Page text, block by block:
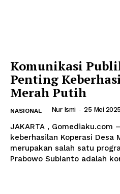
Komunikasi
Penting
Merah Putih
NASIONAL Nur Ismi - 25 Mei 2025
JAKARTA , Gomediaku.com
keberhasilan Koperasi Desa
merupakan salah satu
Prabowo Subianto adalah